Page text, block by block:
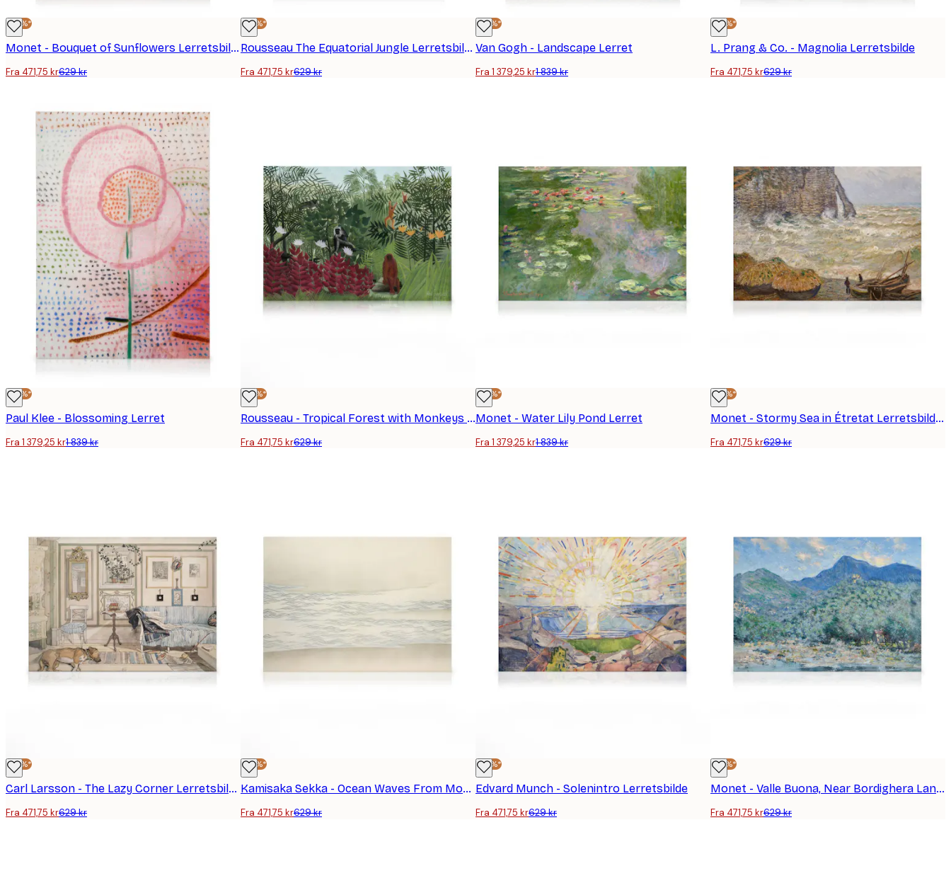
-25%*
Monet - Bouquet of Sunflowers Lerretsbilde
Fra 471,75 kr629 kr
-25%*
Rousseau The Equatorial Jungle Lerretsbilde
Fra 471,75 kr629 kr
-25%*
Van Gogh - Landscape Lerret
Fra 1 379,25 kr1 839 kr
-25%*
L. Prang & Co. - Magnolia Lerretsbilde
Fra 471,75 kr629 kr
-25%*
Paul Klee - Blossoming Lerret
Fra 1 379,25 kr1 839 kr
-25%*
Rousseau - Tropical Forest with Monkeys Lerretsbilde
Fra 471,75 kr629 kr
-25%*
Monet - Water Lily Pond Lerret
Fra 1 379,25 kr1 839 kr
-25%*
Monet - Stormy Sea in Étretat Lerretsbilder
Fra 471,75 kr629 kr
-25%*
Carl Larsson - The Lazy Corner Lerretsbilde
Fra 471,75 kr629 kr
-25%*
Kamisaka Sekka - Ocean Waves From Momoyogusa Lerretsbilde
Fra 471,75 kr629 kr
-25%*
Edvard Munch - Solenintro Lerretsbilde
Fra 471,75 kr629 kr
-25%*
Monet - Valle Buona, Near Bordighera Landscape Lerretsbilde
Fra 471,75 kr629 kr